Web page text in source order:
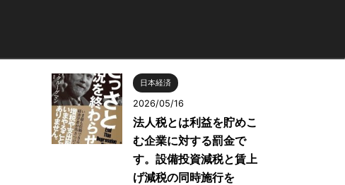
日本経済
2026/05/16
法人税とは利益を貯めこ
む企業に対する罰金で
す。設備投資減税と賃上
げ減税の同時施行を